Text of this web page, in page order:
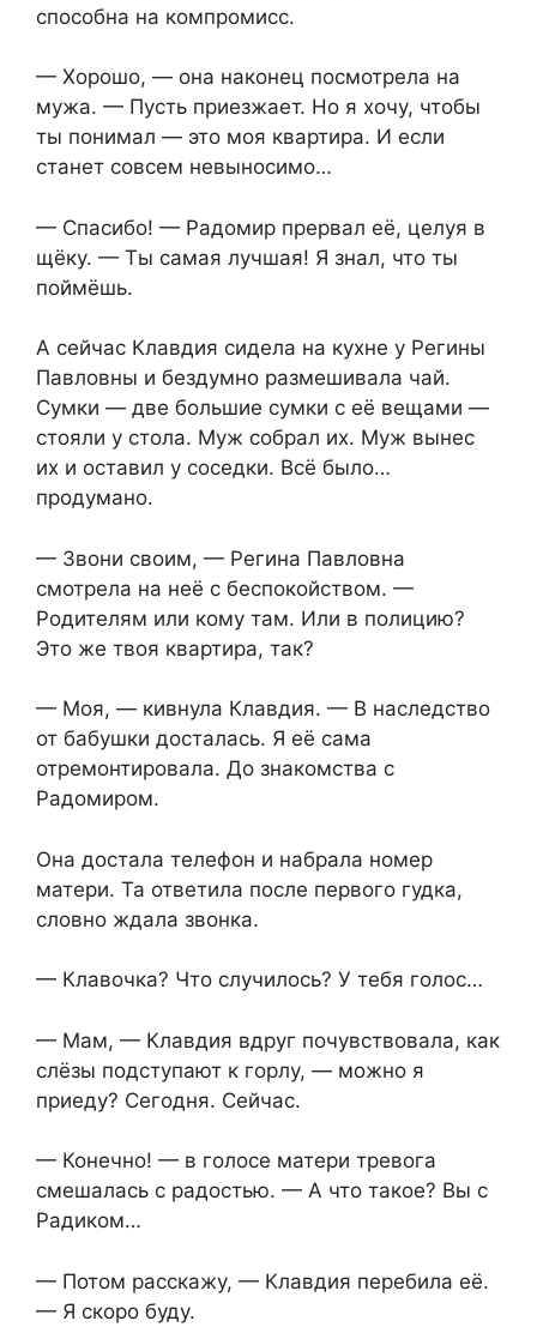
способна на компромисс.
— Хорошо, — она наконец посмотрела на
мужа. — Пусть приезжает. Но я хочу, чтобы
ты понимал — это моя квартира. И если
станет совсем невыносимо…
— Спасибо! — Радомир прервал её, целуя в
щёку. — Ты самая лучшая! Я знал, что ты
поймёшь.
А сейчас Клавдия сидела на кухне у Регины
Павловны и бездумно размешивала чай.
Сумки — две большие сумки с её вещами —
стояли у стола. Муж собрал их. Муж вынес
их и оставил у соседки. Всё было…
продумано.
— Звони своим, — Регина Павловна
смотрела на неё с беспокойством. —
Родителям или кому там. Или в полицию?
Это же твоя квартира, так?
— Моя, — кивнула Клавдия. — В наследство
от бабушки досталась. Я её сама
отремонтировала. До знакомства с
Радомиром.
Она достала телефон и набрала номер
матери. Та ответила после первого гудка,
словно ждала звонка.
— Клавочка? Что случилось? У тебя голос…
— Мам, — Клавдия вдруг почувствовала, как
слёзы подступают к горлу, — можно я
приеду? Сегодня. Сейчас.
— Конечно! — в голосе матери тревога
смешалась с радостью. — А что такое? Вы с
Радиком…
— Потом расскажу, — Клавдия перебила её.
— Я скоро буду.